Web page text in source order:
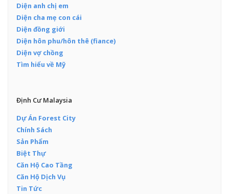
Diện anh chị em
Diện cha mẹ con cái
Diện đồng giới
Diện hôn phu/hôn thê (fiance)
Diện vợ chồng
Tìm hiểu về Mỹ
Định Cư Malaysia
Dự Án Forest City
Chính Sách
Sản Phẩm
Biệt Thự
Căn Hộ Cao Tầng
Căn Hộ Dịch Vụ
Tin Tức